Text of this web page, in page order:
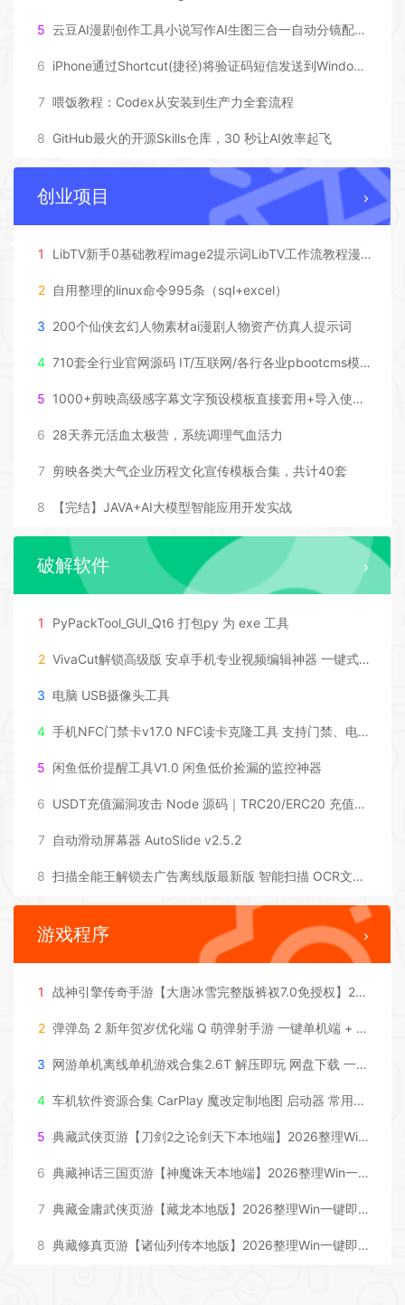
5 云豆AI漫剧创作工具小说写作AI生图三合一自动分镜配音副业软件
6 iPhone通过Shortcut(捷径)将验证码短信发送到Windows/macOS电脑
7 喂饭教程：Codex从安装到生产力全套流程
8 GitHub最火的开源Skills仓库，30 秒让AI效率起飞
创业项目
1 LibTV新手0基础教程image2提示词LibTV工作流教程漫剧电商全流程
2 自用整理的linux命令995条（sql+excel）
3 200个仙侠玄幻人物素材ai漫剧人物资产仿真人提示词
4 710套全行业官网源码 IT/互联网/各行各业pbootcms模板源码
5 1000+剪映高级感字幕文字预设模板直接套用+导入使用教程
6 28天养元活血太极营，系统调理气血活力
7 剪映各类大气企业历程文化宣传模板合集，共计40套
8 【完结】JAVA+AI大模型智能应用开发实战
破解软件
1 PyPackTool_GUI_Qt6 打包py 为 exe 工具
2 VivaCut解锁高级版 安卓手机专业视频编辑神器 一键式AI加持
3 电脑 USB摄像头工具
4 手机NFC门禁卡v17.0 NFC读卡克隆工具 支持门禁、电梯、公交等
5 闲鱼低价提醒工具V1.0 闲鱼低价捡漏的监控神器
6 USDT充值漏洞攻击 Node 源码｜TRC20/ERC20 充值漏洞利用脚本全套源码
7 自动滑动屏幕器 AutoSlide v2.5.2
8 扫描全能王解锁去广告离线版最新版 智能扫描 OCR文字识别 全面的手机办公工具
游戏程序
1 战神引擎传奇手游【大唐冰雪完整版裤衩7.0免授权】2026整理特色服务端+寒冬之城+万象古城+天威大陆+大唐盛世【站长亲测】
2 弹弹岛 2 新年贺岁优化端 Q 萌弹射手游 一键单机端 + Linux 手工端 + GM 后台 + 安卓 iOS 双端带教程
3 网游单机离线单机游戏合集2.6T 解压即玩 网盘下载 一键端免安装免配置
4 车机软件资源合集 CarPlay 魔改定制地图 启动器 常用软件工具合集等等
5 典藏武侠页游【刀剑2之论剑天下本地端】2026整理Win一键即玩服务端+客户端+GM工具+教程【站长亲测】
6 典藏神话三国页游【神魔诛天本地端】2026整理Win一键即玩服务端+客户端+教程【站长亲测】
7 典藏金庸武侠页游【藏龙本地版】2026整理Win一键即玩服务端+客户端+GM工具+教程【站长亲测】
8 典藏修真页游【诸仙列传本地版】2026整理Win一键即玩服务端+客户端+GM工具+教程【站长亲测】